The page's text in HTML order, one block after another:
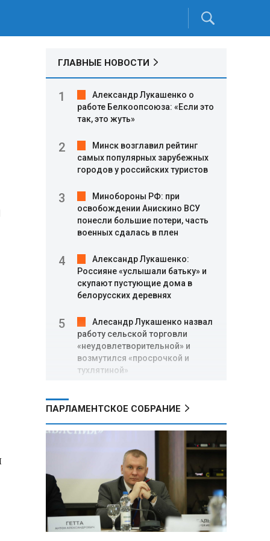
ГЛАВНЫЕ НОВОСТИ
Александр Лукашенко о
работе Белкоопсоюза: «Если это
так, это жуть»
Минск возглавил рейтинг
самых популярных зарубежных
городов у российских туристов
Минобороны РФ: при
освобождении Анискино ВСУ
понесли большие потери, часть
военных сдалась в плен
Александр Лукашенко:
Россияне «услышали батьку» и
скупают пустующие дома в
белорусских деревнях
Алесандр Лукашенко назвал
работу сельской торговли
«неудовлетворительной» и
возмутился «просрочкой и
тухлятиной»
Совбезом дополнительные
от терактов
Минобороны РФ: «Искандер»
уничтожил эшелон с техникой
ВСУ в Днепропетровской
области
Главы правительств ЕАЭС
подписали три соглашения по
ПАРЛАМЕНТСКОЕ СОБРАНИЕ